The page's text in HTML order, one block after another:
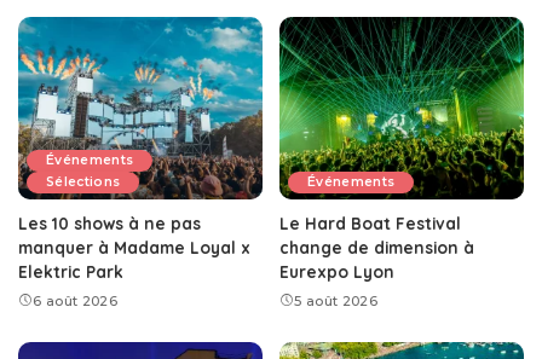
Événements
Sélections
Les 10 shows à ne pas
manquer à Madame Loyal x
Elektric Park
6 août 2026
Événements
Le Hard Boat Festival
change de dimension à
Eurexpo Lyon
5 août 2026